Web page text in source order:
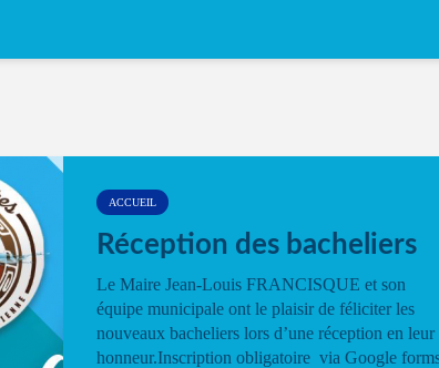
ACCUEIL
Réception des bacheliers
Le Maire Jean-Louis FRANCISQUE et son
équipe municipale ont le plaisir de féliciter les
nouveaux bacheliers lors d’une réception en leur
honneur.Inscription obligatoire via Google